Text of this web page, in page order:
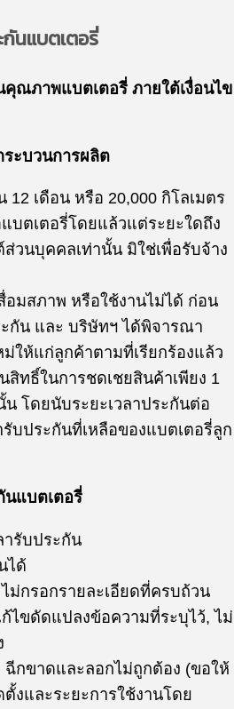
กันแบตเตอรี่
ณภาพแบตเตอรี่ ภายใต้เงื่อนไข
ระบวนการผลิต
12 เดือน หรือ 20,000 กิโลเมตร
บตเตอรี่โดยแล้วแต่ระยะใดถึง
วนบุคคลเท่านั้น มิใช่เพื่อรับจ้าง
อมสภาพ หรือใช้งานไม่ได้ ก่อน
ะกัน และ บริษัทฯ ได้พิจารณา
ให้แก่ลูกค้าตามที่เรียกร้องแล้ว
ทธิ์ในการชดเชยสินค้าเพียง 1
น โดยนับระยะเวลาประกันต่อ
รับประกันที่เหลือของแบตเตอรี่ลูก
นแบตเตอรี่
ารับประกัน
ได้
ม่กรอกรายละเอียดที่ครบถ้วน
ไขดัดแปลงข้อความที่ระบุไว้, ไม่
ฉีกขาดและลอกไม่ถูกต้อง (ขอให้
งและระยะการใช้งานโดย